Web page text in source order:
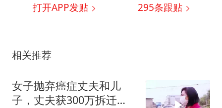
打开APP发贴 295条跟贴
相关推荐
女子抛弃癌症丈夫和儿
子，丈夫获300万拆迁